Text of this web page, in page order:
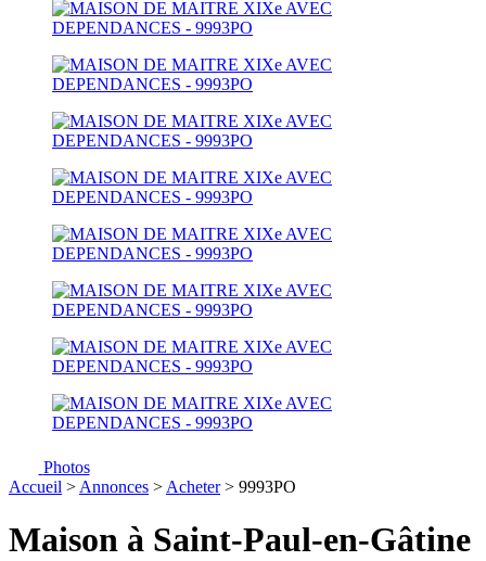
Photos
Accueil > Annonces > Acheter> 9993PO
Maison à Saint-Paul-en-Gâtine